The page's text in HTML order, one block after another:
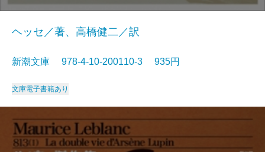
ヘッセ／著、高橋健二／訳
新潮文庫 978-4-10-200110-3 935円
文庫電子書籍あり